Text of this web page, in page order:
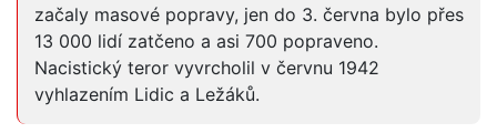
začaly masové popravy, jen do 3. června bylo přes
13 000 lidí zatčeno a asi 700 popraveno.
Nacistický teror vyvrcholil v červnu 1942
vyhlazením Lidic a Ležáků.